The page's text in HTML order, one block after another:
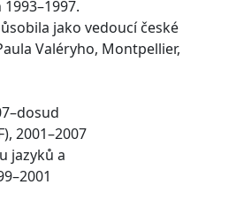
jako vedoucí české
Valéryho, Montpellier,
2001–2007
jazyků a